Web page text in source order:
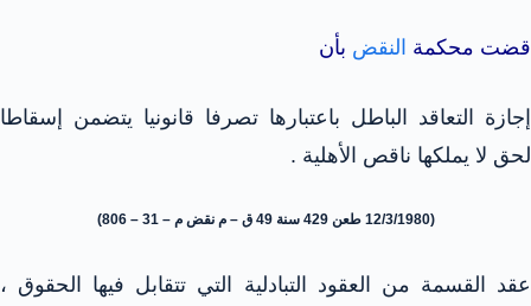
قضت محكمة النقض بأن
إجازة التعاقد الباطل باعتبارها تصرفا قانونيا يتضمن إسقاطا
لحق لا يملكها ناقص الأهلية .
(12/3/1980 طعن 429 سنة 49 ق – م نقض م – 31 – 806)
عقد القسمة من العقود التبادلية التي تتقابل فيها الحقوق ،